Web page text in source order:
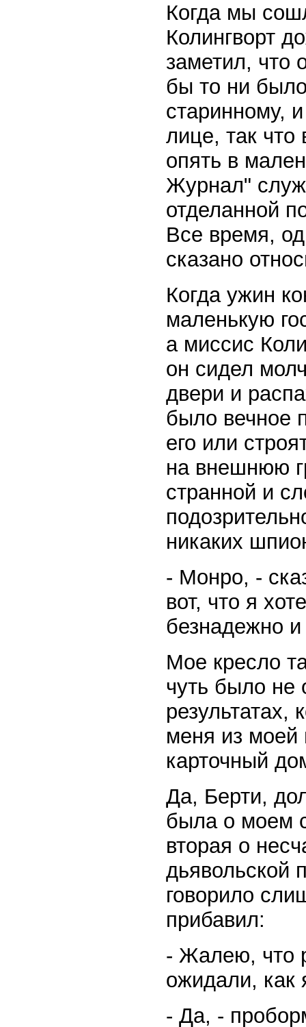
Когда мы
Колингворт
заметил, что
бы то ни
старинному,
лице, так что
опять в
Журнал"
отделанной
Все время,
сказано
Когда ужин
маленькую
а миссис
он сидел
двери и
было вечное
его или
на внешнюю
странной и
никаких
- Монро, -
вот, что я
безнадежно
Мое кресло
чуть было не
меня из моей
карточный
Да, Берти,
была о моем
вторая о
дьявольской
говорило
прибавил:
- Жалею, что
ожидали, как
- Да, -